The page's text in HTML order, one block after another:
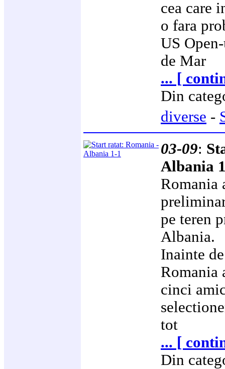
cea care
o fara
US
de Mar
... [
Din
diverse -
03-09:
Albania
Romania
pe teren
Albania.
Inainte
Romania
cinci
tot
... [
Din